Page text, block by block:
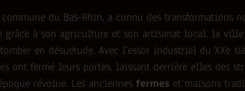
du Bas-Rhin, a connu des transformations
grâce à son agriculture et son artisanat local, la
en désuétude. Avec l’essor industriel du XXe
ont fermé leurs portes, laissant derrière elles des
révolue. Les anciennes fermes et maisons